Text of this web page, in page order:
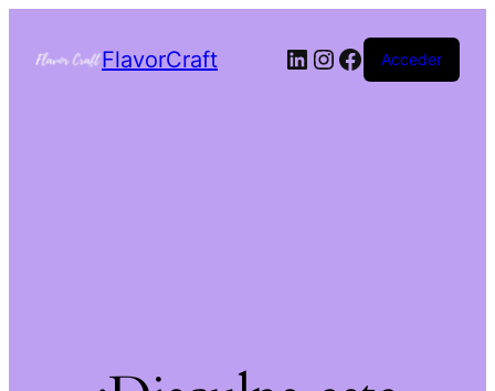
FlavorCraft Acceder